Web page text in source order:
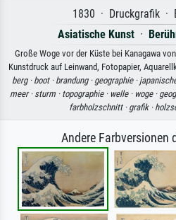
1830 · Druckgrafik ·
Asiatische Kunst ·
Große Woge vor der Küste bei Kanagawa
Kunstdruck auf Leinwand, Fotopapier,
berg · boot · brandung · geographie ·
meer · sturm · topographie · welle · woge ·
farbholzschnitt · grafik ·
Andere Farbversionen